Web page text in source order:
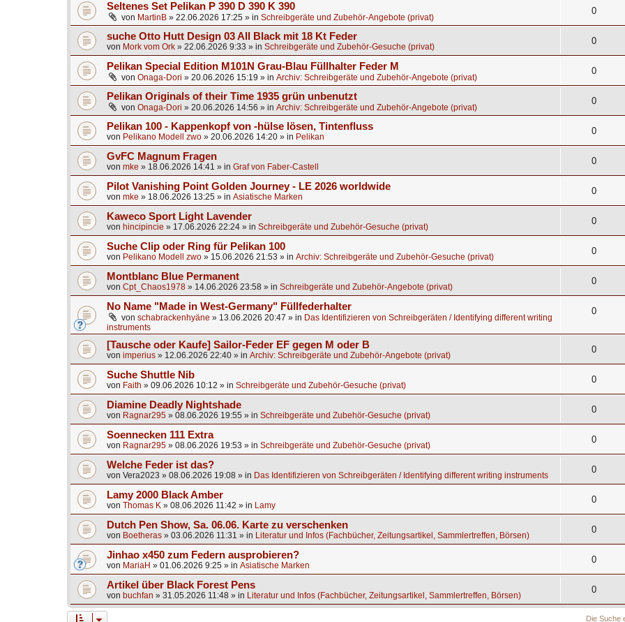
Seltenes Set Pelikan P 390 D 390 K 390
von MartinB » 22.06.2026 17:25 » in Schreibgeräte und Zubehör-Angebote (privat)
0
suche Otto Hutt Design 03 All Black mit 18 Kt Feder
von Mork vom Ork » 22.06.2026 9:33 » in Schreibgeräte und Zubehör-Gesuche (privat)
0
Pelikan Special Edition M101N Grau-Blau Füllhalter Feder M
von Onaga-Dori » 20.06.2026 15:19 » in Archiv: Schreibgeräte und Zubehör-Angebote (privat)
0
Pelikan Originals of their Time 1935 grün unbenutzt
von Onaga-Dori » 20.06.2026 14:56 » in Archiv: Schreibgeräte und Zubehör-Angebote (privat)
0
Pelikan 100 - Kappenkopf von -hülse lösen, Tintenfluss
von Pelikano Modell zwo » 20.06.2026 14:20 » in Pelikan
0
GvFC Magnum Fragen
von mke » 18.06.2026 14:41 » in Graf von Faber-Castell
0
Pilot Vanishing Point Golden Journey - LE 2026 worldwide
von mke » 18.06.2026 13:25 » in Asiatische Marken
0
Kaweco Sport Light Lavender
von hincipincie » 17.06.2026 22:24 » in Schreibgeräte und Zubehör-Gesuche (privat)
0
Suche Clip oder Ring für Pelikan 100
von Pelikano Modell zwo » 15.06.2026 21:53 » in Archiv: Schreibgeräte und Zubehör-Gesuche (privat)
0
Montblanc Blue Permanent
von Cpt_Chaos1978 » 14.06.2026 23:58 » in Schreibgeräte und Zubehör-Angebote (privat)
0
No Name "Made in West-Germany" Füllfederhalter
von schabrackenhyäne » 13.06.2026 20:47 » in Das Identifizieren von Schreibgeräten / Identifying different writing
instruments
0
[Tausche oder Kaufe] Sailor-Feder EF gegen M oder B
von imperius » 12.06.2026 22:40 » in Archiv: Schreibgeräte und Zubehör-Angebote (privat)
0
Suche Shuttle Nib
von Faith » 09.06.2026 10:12 » in Schreibgeräte und Zubehör-Gesuche (privat)
0
Diamine Deadly Nightshade
von Ragnar295 » 08.06.2026 19:55 » in Schreibgeräte und Zubehör-Gesuche (privat)
0
Soennecken 111 Extra
von Ragnar295 » 08.06.2026 19:53 » in Schreibgeräte und Zubehör-Gesuche (privat)
0
Welche Feder ist das?
von Vera2023 » 08.06.2026 19:08 » in Das Identifizieren von Schreibgeräten / Identifying different writing instruments
0
Lamy 2000 Black Amber
von Thomas K » 08.06.2026 11:42 » in Lamy
0
Dutch Pen Show, Sa. 06.06. Karte zu verschenken
von Boetheras » 03.06.2026 11:31 » in Literatur und Infos (Fachbücher, Zeitungsartikel, Sammlertreffen, Börsen)
0
Jinhao x450 zum Federn ausprobieren?
von MariaH » 01.06.2026 9:25 » in Asiatische Marken
0
Artikel über Black Forest Pens
von buchfan » 31.05.2026 11:48 » in Literatur und Infos (Fachbücher, Zeitungsartikel, Sammlertreffen, Börsen)
0
Die Suche